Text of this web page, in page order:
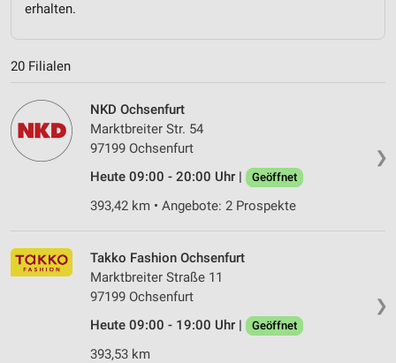
erhalten.
20 Filialen
❯
NKD Ochsenfurt
Marktbreiter Str. 54
97199 Ochsenfurt
Heute 09:00 - 20:00 Uhr |
Geöffnet
393,42 km • Angebote: 2 Prospekte
❯
Takko Fashion Ochsenfurt
Marktbreiter Straße 11
97199 Ochsenfurt
Heute 09:00 - 19:00 Uhr |
Geöffnet
393,53 km